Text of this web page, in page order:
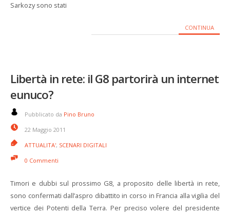
Sarkozy sono stati
CONTINUA
Libertà in rete: il G8 partorirà un internet
eunuco?
Pubblicato da Pino Bruno
22 Maggio 2011
ATTUALITA', SCENARI DIGITALI
0 Commenti
Timori e dubbi sul prossimo G8, a proposito delle libertà in rete,
sono confermati dall’aspro dibattito in corso in Francia alla vigilia del
vertice dei Potenti della Terra. Per preciso volere del presidente